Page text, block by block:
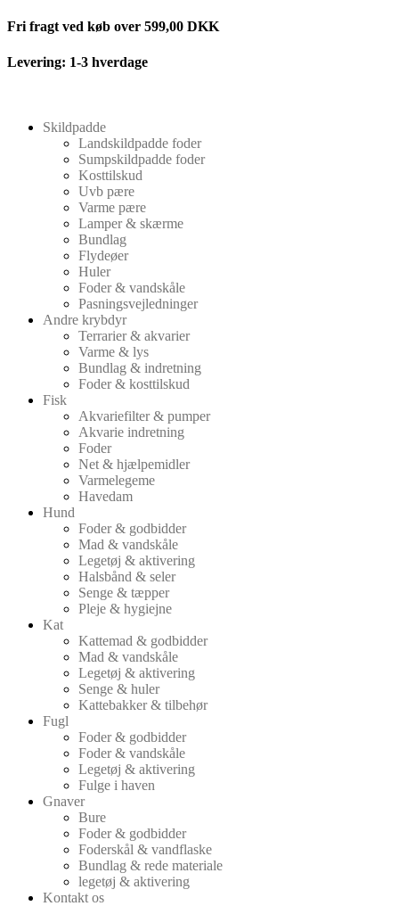
Videre
indhold
Fri fragt ved køb over 599,00 DKK
Levering: 1-3 hverdage
Skildpadde
Landskildpadde foder
Sumpskildpadde foder
Kosttilskud
Uvb pære
Varme pære
Lamper & skærme
Bundlag
Flydeøer
Huler
Foder & vandskåle
Pasningsvejledninger
Andre krybdyr
Terrarier & akvarier
Varme & lys
Bundlag & indretning
Foder & kosttilskud
Fisk
Akvariefilter & pumper
Akvarie indretning
Foder
Net & hjælpemidler
Varmelegeme
Havedam
Hund
Foder & godbidder
Mad & vandskåle
Legetøj & aktivering
Halsbånd & seler
Senge & tæpper
Pleje & hygiejne
Kat
Kattemad & godbidder
Mad & vandskåle
Legetøj & aktivering
Senge & huler
Kattebakker & tilbehør
Fugl
Foder & godbidder
Foder & vandskåle
Legetøj & aktivering
Fulge i haven
Gnaver
Bure
Foder & godbidder
Foderskål & vandflaske
Bundlag & rede materiale
legetøj & aktivering
Kontakt os